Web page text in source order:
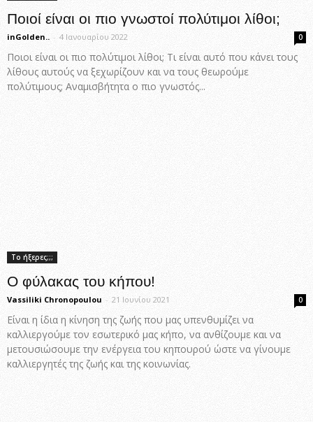
Ποιοί είναι οι πιο γνωστοί πολύτιμοι λίθοι;
inGolden.. - 4 Ιανουαρίου 2022 0
Ποιοι είναι οι πιο πολύτιμοι λίθοι; Τι είναι αυτό που κάνει τους
λίθους αυτούς να ξεχωρίζουν και να τους θεωρούμε
πολύτιμους; Αναμισβήτητα ο πιο γνωστός...
Το ήξερες;;;
Ο φύλακας του κήπου!
Vassiliki Chronopoulou - 21 Ιουνίου 2021 0
Είναι η ίδια η κίνηση της ζωής που μας υπενθυμίζει να
καλλιεργούμε τον εσωτερικό μας κήπο, να ανθίζουμε και να
μετουσιώσουμε την ενέργεια του κηπουρού ώστε να γίνουμε
καλλιεργητές της ζωής και της κοινωνίας.